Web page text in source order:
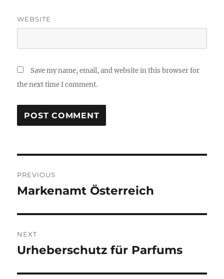
WEBSITE
Save my name, email, and website in this browser for
the next time I comment.
navigation
PREVIOUS
Previous
Markenamt Österreich
NEXT
Next
Urheberschutz für Parfums